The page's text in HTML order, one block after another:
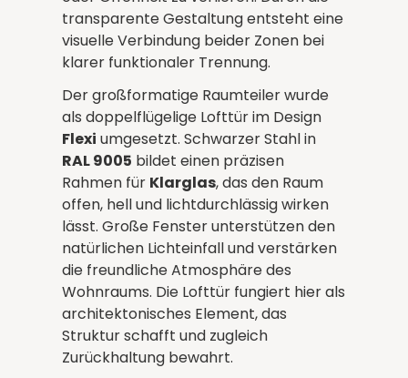
transparente Gestaltung entsteht eine
visuelle Verbindung beider Zonen bei
klarer funktionaler Trennung.
Der großformatige Raumteiler wurde
als doppelflügelige Lofttür im Design
Flexi umgesetzt. Schwarzer Stahl in
RAL 9005 bildet einen präzisen
Rahmen für Klarglas, das den Raum
offen, hell und lichtdurchlässig wirken
lässt. Große Fenster unterstützen den
natürlichen Lichteinfall und verstärken
die freundliche Atmosphäre des
Wohnraums. Die Lofttür fungiert hier als
architektonisches Element, das
Struktur schafft und zugleich
Zurückhaltung bewahrt.